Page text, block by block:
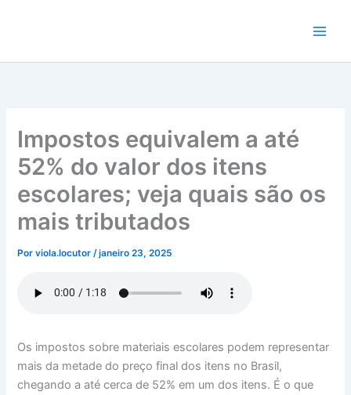
conteúdo
Impostos equivalem a até
52% do valor dos itens
escolares; veja quais são os
mais tributados
Porviola.locutor/janeiro 23, 2025
Os impostos sobre materiais escolares podem representar
mais da metade do preço final dos itens no Brasil,
chegando a até cerca de 52% em um dos itens. É o que